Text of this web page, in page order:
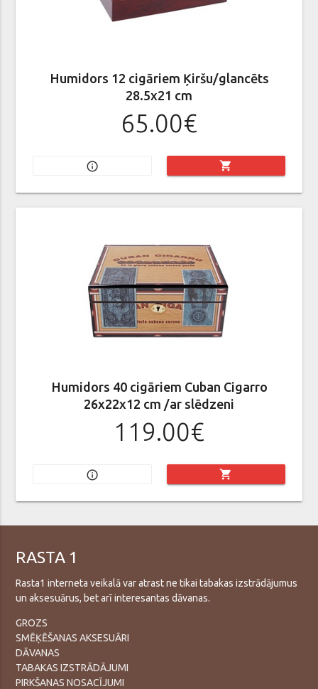
Humidors 12 cigāriem Ķiršu/glancēts
28.5x21 cm
65.00€
info_outline shopping_cart
Humidors 40 cigāriem Cuban Cigarro
26x22x12 cm /ar slēdzeni
119.00€
info_outline shopping_cart
RASTA 1
Rasta1 interneta veikalā var atrast ne tikai tabakas izstrādājumus
un aksesuārus, bet arī interesantas dāvanas.
GROZS
SMĒĶĒŠANAS AKSESUĀRI
DĀVANAS
TABAKAS IZSTRĀDĀJUMI
PIRKŠANAS NOSACĪJUMI